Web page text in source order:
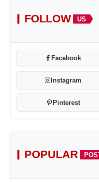
FOLLOW US
Facebook
Instagram
Pinterest
POPULAR